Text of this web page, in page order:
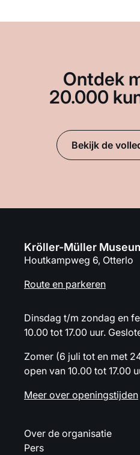
Ontdek
20.000
Bekijk de
Kröller-Müller
Houtkampweg 6, Otterlo
Route en parkeren
Dinsdag t/m zondag en
10.00 tot 17.00 uur.
Zomer (6 juli tot en met
open van 10.00 tot 17.00
Meer over openingstijden
Over de organisatie
Pers